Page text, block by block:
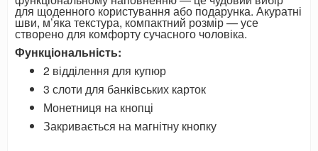
для щоденного користування або подарунка. Акуратні
шви, м’яка текстура, компактний розмір — усе
створено для комфорту сучасного чоловіка.
Функціональність:
2 відділення для купюр
3 слоти для банківських карток
Монетниця на кнопці
Закривається на магнітну кнопку